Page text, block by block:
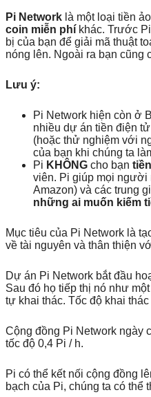
Pi Network là một loại tiền
coin miễn phí khác. Trước
bị của bạn để giải mã thuật
nóng lên. Ngoài ra bạn cũng
Lưu ý:
Pi Network hiện còn ở
nhiều dự án tiền điện
(hoặc thử nghiệm với
của bạn khi chúng ta
Pi KHÔNG cho bạn
viên. Pi giúp mọi người
Amazon) và các trung
những ai muốn kiếm
Mục tiêu của Pi Network là
về tài nguyên và thân thiện
Dự án Pi Network bắt đầu
Sau đó họ tiếp thị nó như
tự khai thác. Tốc độ khai
Cộng đồng Pi Network ngày
tốc độ 0,4 Pi / h.
Pi có thể kết nối cộng đồng
bạch của Pi, chúng ta có thể